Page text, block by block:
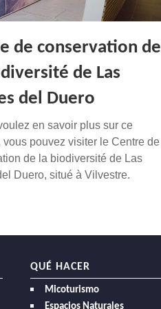
de conservation de
de Las
del Duero
en savoir plus sur ce
vous pouvez visiter le Centre de
de la biodiversité de Las
Duero, situé à Vilvestre.
QUÉ HACER
Micoturismo
Espacios Naturales